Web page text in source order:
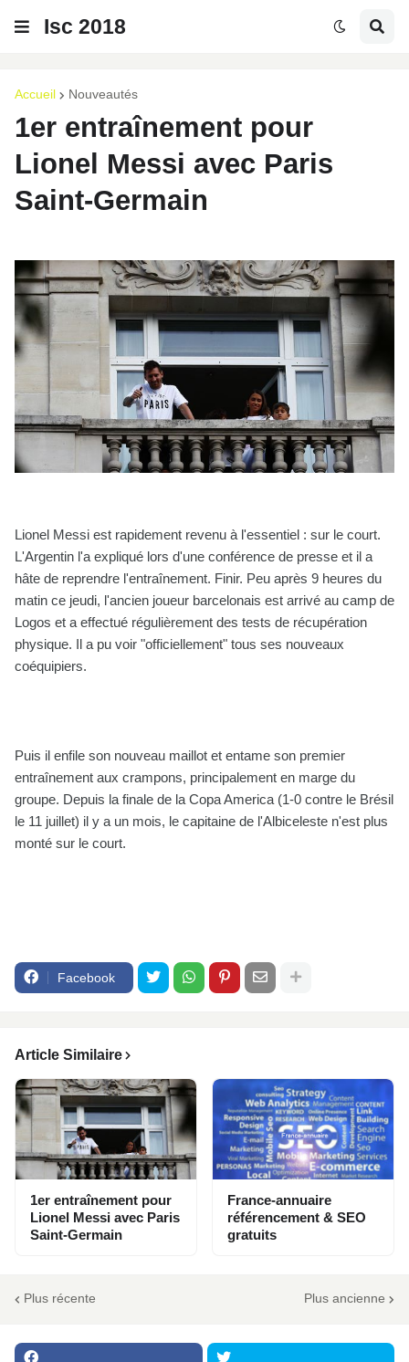
Isc 2018
Accueil Nouveautés
1er entraînement pour
Lionel Messi avec Paris
Saint-Germain
Lionel Messi est rapidement revenu à l'essentiel : sur le court.
L'Argentin l'a expliqué lors d'une conférence de presse et il a
hâte de reprendre l'entraînement. Finir. Peu après 9 heures du
matin ce jeudi, l'ancien joueur barcelonais est arrivé au camp de
Logos et a effectué régulièrement des tests de récupération
physique. Il a pu voir "officiellement" tous ses nouveaux
coéquipiers.
Puis il enfile son nouveau maillot et entame son premier
entraînement aux crampons, principalement en marge du
groupe. Depuis la finale de la Copa America (1-0 contre le Brésil
le 11 juillet) il y a un mois, le capitaine de l'Albiceleste n'est plus
monté sur le court.
Facebook
Article Similaire
1er entraînement pour
Lionel Messi avec Paris
Saint-Germain
France-annuaire
référencement & SEO
gratuits
Plus récente Plus ancienne